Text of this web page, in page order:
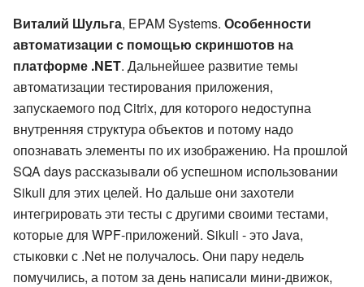
Виталий Шульга, EPAM Systems. Особенности
автоматизации с помощью скриншотов на
платформе .NET. Дальнейшее развитие темы
автоматизации тестирования приложения,
запускаемого под Citrix, для которого недоступна
внутренняя структура объектов и потому надо
опознавать элементы по их изображению. На прошлой
SQA days рассказывали об успешном использовании
Sikuli для этих целей. Но дальше они захотели
интегрировать эти тесты с другими своими тестами,
которые для WPF-приложений. Sikuli - это Java,
стыковки с .Net не получалось. Они пару недель
помучились, а потом за день написали мини-движок,